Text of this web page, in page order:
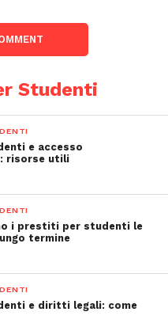
Studenti
e accesso
risorse utili
i prestiti per studenti le
termine
e diritti legali: come